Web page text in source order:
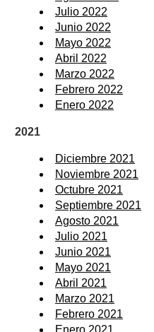
Julio 2022
Junio 2022
Mayo 2022
Abril 2022
Marzo 2022
Febrero 2022
Enero 2022
2021
Diciembre 2021
Noviembre 2021
Octubre 2021
Septiembre 2021
Agosto 2021
Julio 2021
Junio 2021
Mayo 2021
Abril 2021
Marzo 2021
Febrero 2021
Enero 2021